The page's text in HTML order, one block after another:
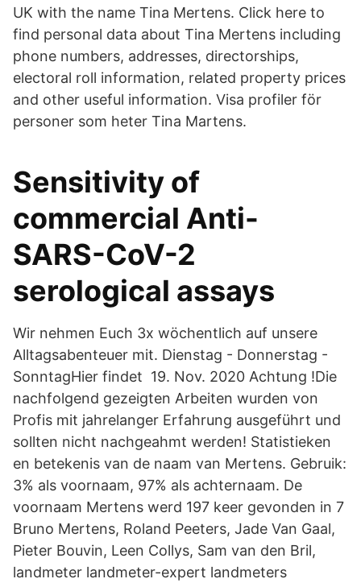
UK with the name Tina Mertens. Click here to
find personal data about Tina Mertens including
phone numbers, addresses, directorships,
electoral roll information, related property prices
and other useful information. Visa profiler för
personer som heter Tina Martens.
Sensitivity of
commercial Anti-
SARS-CoV-2
serological assays
Wir nehmen Euch 3x wöchentlich auf unsere
Alltagsabenteuer mit. Dienstag - Donnerstag -
SonntagHier findet 19. Nov. 2020 Achtung !Die
nachfolgend gezeigten Arbeiten wurden von
Profis mit jahrelanger Erfahrung ausgeführt und
sollten nicht nachgeahmt werden! Statistieken
en betekenis van de naam van Mertens. Gebruik:
3% als voornaam, 97% als achternaam. De
voornaam Mertens werd 197 keer gevonden in 7
Bruno Mertens, Roland Peeters, Jade Van Gaal,
Pieter Bouvin, Leen Collys, Sam van den Bril,
landmeter landmeter-expert landmeters